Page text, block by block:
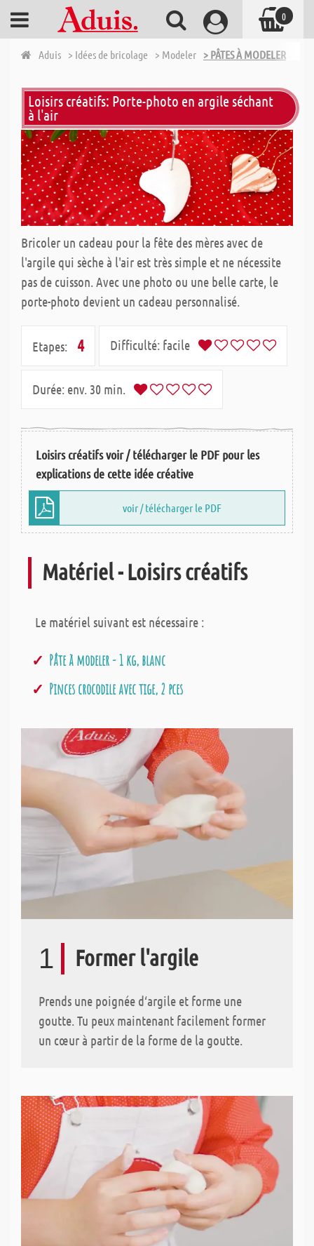
Aduis > Idées de bricolage > Modeler > PÂTES À MODELER
Loisirs créatifs: Porte-photo en argile séchant
à l'air
Bricoler un cadeau pour la fête des mères avec de
l'argile qui sèche à l'air est très simple et ne nécessite
pas de cuisson. Avec une photo ou une belle carte, le
porte-photo devient un cadeau personnalisé.
Etapes: 4 Difficulté: facile
Durée: env. 30 min.
Loisirs créatifs voir / télécharger le PDF pour les
explications de cette idée créative
voir / télécharger le PDF
Matériel - Loisirs créatifs
Le matériel suivant est nécessaire :
Pâte à modeler - 1 kg, blanc
Pinces crocodile avec tige, 2 pces
1 Former l'argile
Prends une poignée d‘argile et forme une
goutte. Tu peux maintenant facilement former
un cœur à partir de la forme de la goutte.
0